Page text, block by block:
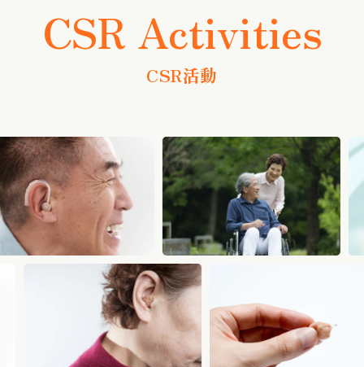
CSR Activities
CSR活動